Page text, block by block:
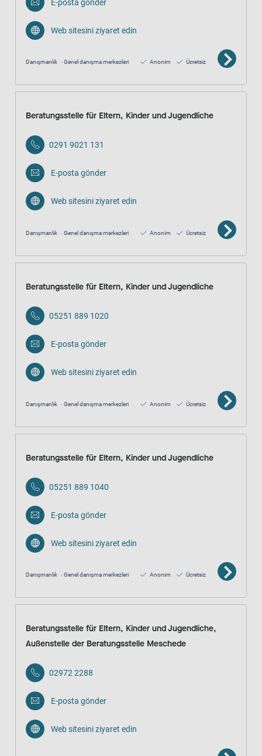
E-posta gönder
Web sitesini ziyaret edin
Danışmanlık Genel danışma merkezleri Anonim Ücretsiz
Beratungsstelle für Eltern, Kinder und Jugendliche
0291 9021 131
E-posta gönder
Web sitesini ziyaret edin
Danışmanlık Genel danışma merkezleri Anonim Ücretsiz
Beratungsstelle für Eltern, Kinder und Jugendliche
05251 889 1020
E-posta gönder
Web sitesini ziyaret edin
Danışmanlık Genel danışma merkezleri Anonim Ücretsiz
Beratungsstelle für Eltern, Kinder und Jugendliche
05251 889 1040
E-posta gönder
Web sitesini ziyaret edin
Danışmanlık Genel danışma merkezleri Anonim Ücretsiz
Beratungsstelle für Eltern, Kinder und Jugendliche,
Außenstelle der Beratungsstelle Meschede
02972 2288
E-posta gönder
Web sitesini ziyaret edin